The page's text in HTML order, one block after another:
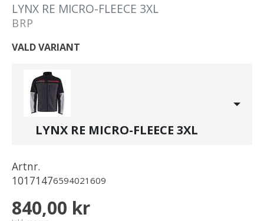
LYNX RE MICRO-FLEECE 3XL
BRP
VALD VARIANT
LYNX RE MICRO-FLEECE 3XL
Artnr.
10171476594021609
840,00 kr